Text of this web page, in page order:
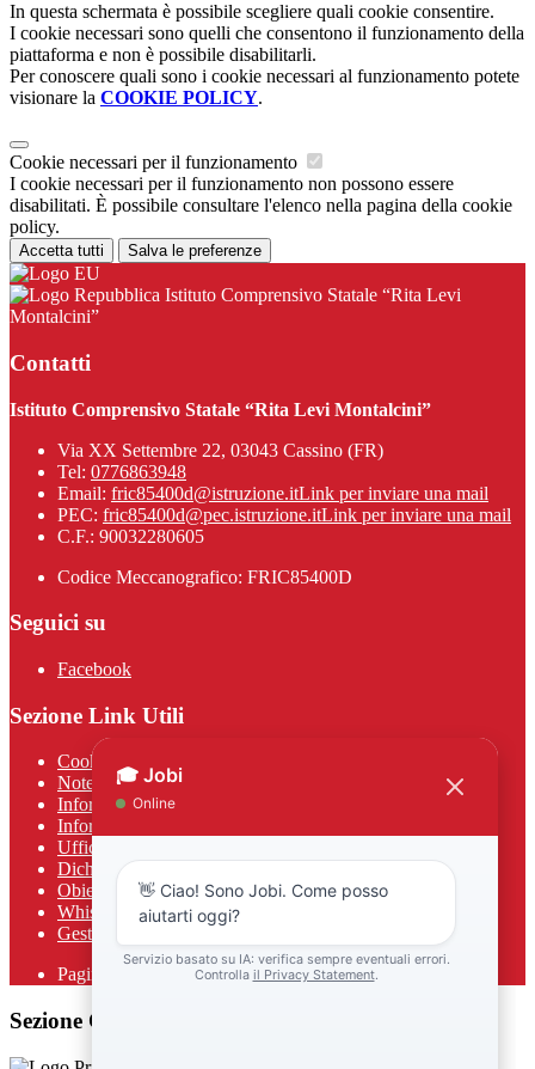
In questa schermata è possibile scegliere quali cookie consentire.
I cookie necessari sono quelli che consentono il funzionamento della
piattaforma e non è possibile disabilitarli.
Per conoscere quali sono i cookie necessari al funzionamento potete
visionare la COOKIE POLICY.
Cookie necessari per il funzionamento
I cookie necessari per il funzionamento non possono essere
disabilitati. È possibile consultare l'elenco nella pagina della cookie
policy.
Accetta tutti Salva le preferenze
Istituto Comprensivo Statale “Rita Levi
Montalcini”
Contatti
Istituto Comprensivo Statale “Rita Levi Montalcini”
Via XX Settembre 22, 03043 Cassino (FR)
Tel: 0776863948
Email: fric85400d@istruzione.itLink per inviare una mail
PEC: fric85400d@pec.istruzione.itLink per inviare una mail
C.F.: 90032280605
Codice Meccanografico: FRIC85400D
Seguici su
Facebook
Sezione Link Utili
Cookie policy
Note legali
Informativa Privacy
Informativa Privacy chatbot Jobi
Ufficio Relazioni con il Pubblico
Dichiarazione di accessibilità
Obiettivi di accessibilità
Whistleblowing
Gestione consensi cookie
Pagina visualizzata650volte
Sezione Copyright